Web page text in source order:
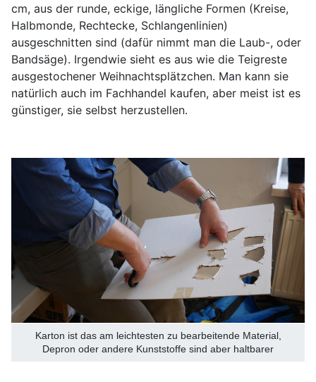
cm, aus der runde, eckige, längliche Formen (Kreise,
Halbmonde, Rechtecke, Schlangenlinien)
ausgeschnitten sind (dafür nimmt man die Laub-, oder
Bandsäge). Irgendwie sieht es aus wie die Teigreste
ausgestochener Weihnachtsplätzchen. Man kann sie
natürlich auch im Fachhandel kaufen, aber meist ist es
günstiger, sie selbst herzustellen.
Karton ist das am leichtesten zu bearbeitende Material,
Depron oder andere Kunststoffe sind aber haltbarer